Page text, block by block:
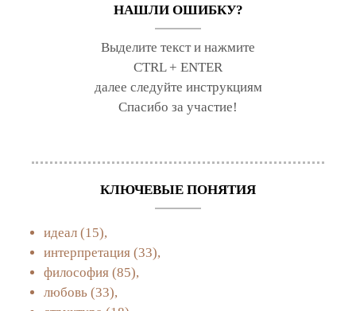
НАШЛИ ОШИБКУ?
Выделите текст и нажмите
CTRL + ENTER
далее следуйте инструкциям
Спасибо за участие!
КЛЮЧЕВЫЕ ПОНЯТИЯ
идеал (15),
интерпретация (33),
философия (85),
любовь (33),